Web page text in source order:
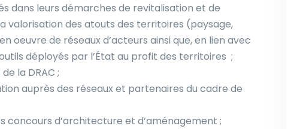
dans leurs démarches de revitalisation et de
valorisation des atouts des territoires (paysage,
oeuvre de réseaux d’acteurs ainsi que, en lien avec
déployés par l’État au profit des territoires ;
la DRAC ;
auprès des réseaux et partenaires du cadre de
concours d’architecture et d’aménagement ;